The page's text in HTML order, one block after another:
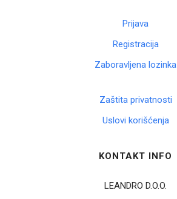
Prijava
Registracija
Zaboravljena lozinka
Zaštita privatnosti
Uslovi korišćenja
KONTAKT INFO
LEANDRO D.O.O.